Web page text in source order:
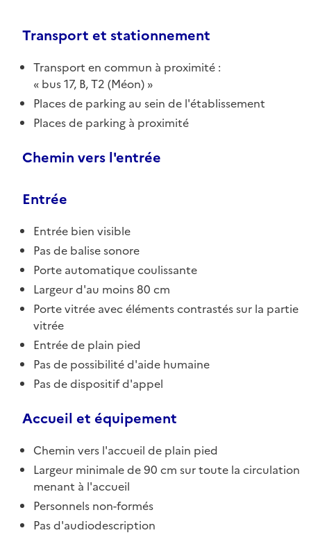
Transport et stationnement
Transport en commun à proximité :
bus 17, B, T2 (Méon)
Places de parking au sein de l'établissement
Places de parking à proximité
Chemin vers l'entrée
Entrée
Entrée bien visible
Pas de balise sonore
Porte automatique coulissante
Largeur d'au moins 80 cm
Porte vitrée avec éléments contrastés sur la partie
vitrée
Entrée de plain pied
Pas de possibilité d'aide humaine
Pas de dispositif d'appel
Accueil et équipement
Chemin vers l'accueil de plain pied
Largeur minimale de 90 cm sur toute la circulation
menant à l'accueil
Personnels non-formés
Pas d'audiodescription